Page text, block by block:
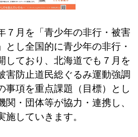
月を「青少年の非行・被害
とし全国的に青少年の非行・
しており、北海道でも７月を
害防止道民総ぐるみ運動強調
事項を重点課題（目標）とし
・団体等が協力・連携し、
していきます。